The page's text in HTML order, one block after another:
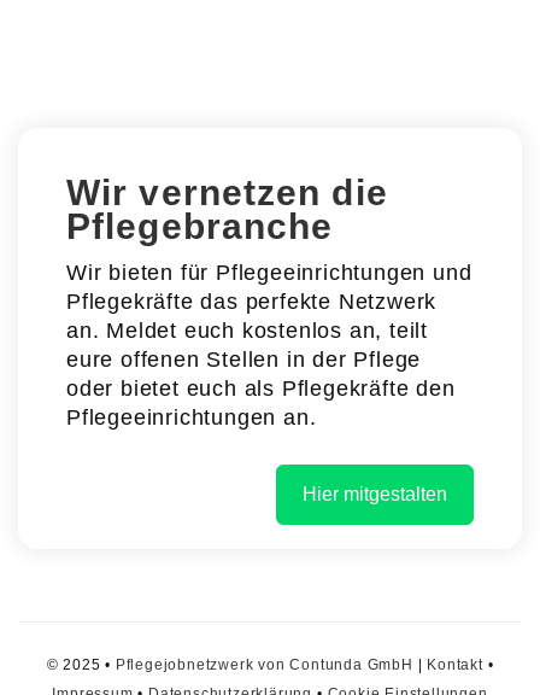
Wir vernetzen die
Pflegebranche
Wir bieten für Pflegeeinrichtungen und
Pflegekräfte das perfekte Netzwerk
an. Meldet euch kostenlos an, teilt
eure offenen Stellen in der Pflege
oder bietet euch als Pflegekräfte den
Pflegeeinrichtungen an.
Hier mitgestalten
© 2025 • Pflegejobnetzwerk von Contunda GmbH Kontakt•